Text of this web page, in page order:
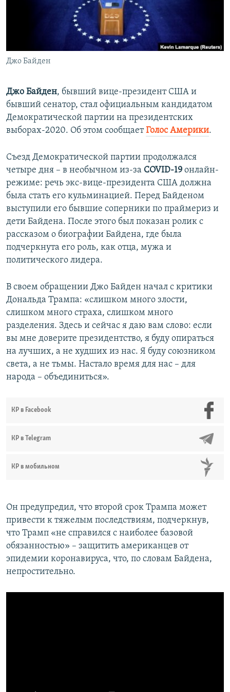
ПОБЕДИТЕЛЕЙ НЕ СУДЯТ?
КРЫМ.НЕПОКОРЕННЫЙ
УКРАИНСКАЯ ПРОБЛЕМА КРЫМА
Джо Байден
Джо Байден, бывший вице-президент США и
бывший сенатор, стал официальным кандидатом
Демократической партии на президентских
выборах-2020. Об этом сообщаетГолос Америки.
Съезд Демократической партии продолжался
четыре дня – в необычном из-за COVID-19 онлайн-
режиме: речь экс-вице-президента США должна
была стать его кульминацией. Перед Байденом
выступили его бывшие соперники по праймериз и
дети Байдена. После этого был показан ролик с
рассказом о биографии Байдена, где была
подчеркнута его роль, как отца, мужа и
политического лидера.
В своем обращении Джо Байден начал с критики
Дональда Трампа: «слишком много злости,
слишком много страха, слишком много
разделения. Здесь и сейчас я даю вам слово: если
вы мне доверите президентство, я буду опираться
на лучших, а не худших из нас. Я буду союзником
света, а не тьмы. Настало время для нас – для
народа – объединиться».
КР в Facebook
КР в Telegram
КР в мобильном
Он предупредил, что второй срок Трампа может
привести к тяжелым последствиям, подчеркнув,
что Трамп «не справился с наиболее базовой
обязанностью» – защитить американцев от
эпидемии коронавируса, что, по словам Байдена,
непростительно.